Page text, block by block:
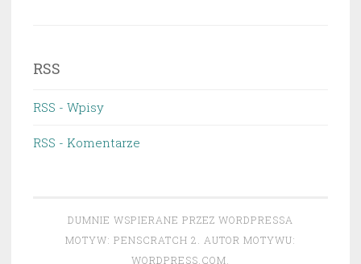
RSS
RSS - Wpisy
RSS - Komentarze
DUMNIE WSPIERANE PRZEZ WORDPRESSA
MOTYW: PENSCRATCH 2. AUTOR MOTYWU:
WORDPRESS.COM.